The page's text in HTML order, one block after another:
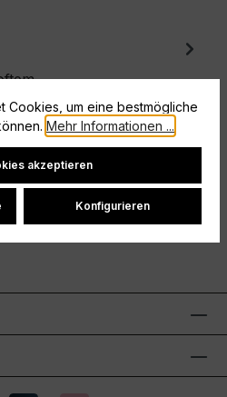
Funktions-Stretch-
Mehr
Cookies, um eine bestmögliche
Mehr Informationen ...
akzeptieren
Konfigurieren